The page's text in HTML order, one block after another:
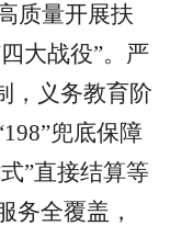
质量开展扶
四大战役”。严
，义务教育阶
兜底保障
”直接结算等
务全覆盖，